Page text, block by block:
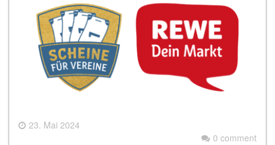
23. Mai 2024
0 comment